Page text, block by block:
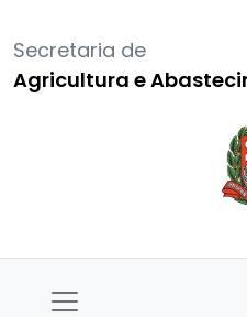
Secretaria de
Agricultura e